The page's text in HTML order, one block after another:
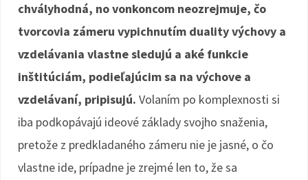
chvályhodná, no vonkoncom neozrejmuje, čo
tvorcovia zámeru vypichnutím duality výchovy a
vzdelávania vlastne sledujú a aké funkcie
inštitúciám, podieľajúcim sa na výchove a
vzdelávaní, pripisujú. Volaním po komplexnosti si
iba podkopávajú ideové základy svojho snaženia,
pretože z predkladaného zámeru nie je jasné, o čo
vlastne ide, prípadne je zrejmé len to, že sa